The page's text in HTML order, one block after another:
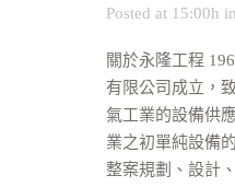
Posted at 15:00h in
關於永隆工程
有限公司成立，
氣工業的設備供
業之初單純設備
整案規劃、設計